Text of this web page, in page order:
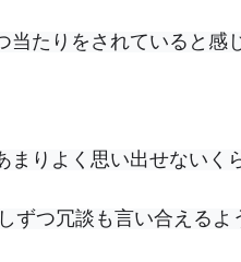
当たりをされていると感
まりよく思い出せないく